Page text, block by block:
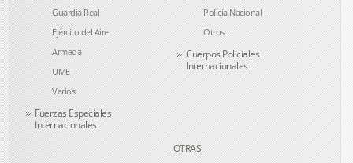
Guardia Real
Ejército del Aire
Armada
UME
Varios
Fuerzas Especiales
Internacionales
Policía Nacional
Otros
Cuerpos Policiales
Internacionales
OTRAS